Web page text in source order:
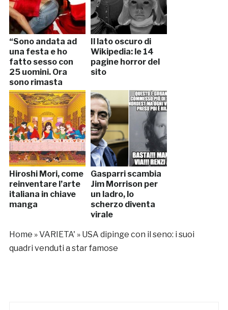
“Sono andata ad
una festa e ho
fatto sesso con
25 uomini. Ora
sono rimasta
incinta”
Il lato oscuro di
Wikipedia: le 14
pagine horror del
sito
Hiroshi Mori, come
reinventare l’arte
italiana in chiave
manga
Gasparri scambia
Jim Morrison per
un ladro, lo
scherzo diventa
virale
Home »VARIETA' » USA dipinge con il seno: i suoi
quadri venduti a star famose